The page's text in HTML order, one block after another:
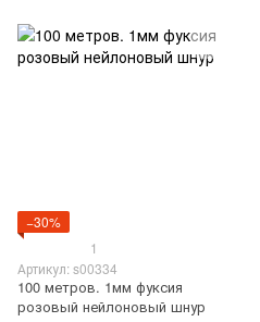
−30%
1
Артикул: s00334
100 метров. 1мм фуксия
розовый нейлоновый шнур